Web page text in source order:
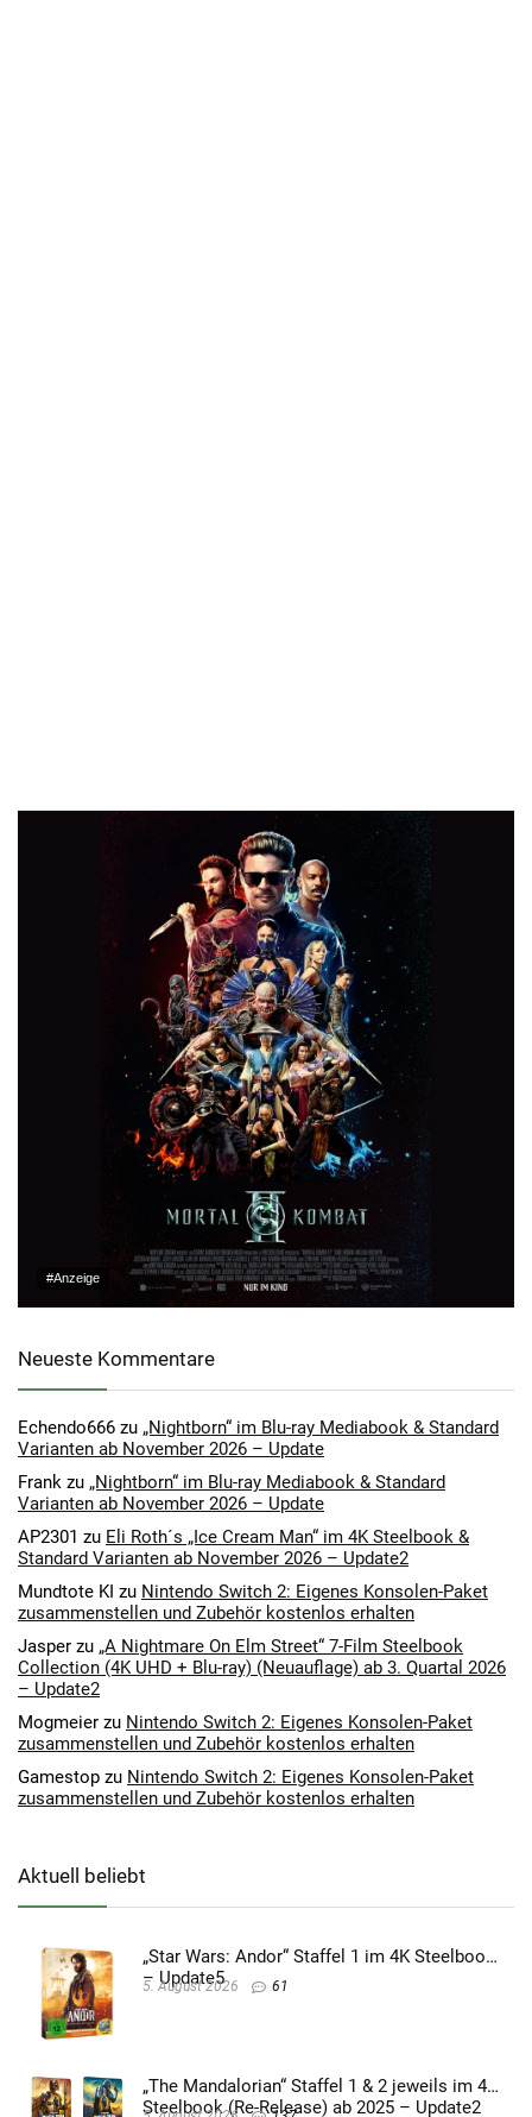
#Anzeige
Neueste Kommentare
Echendo666 zu „Nightborn“ im Blu-ray Mediabook & Standard
Varianten ab November 2026 – Update
Frank zu „Nightborn“ im Blu-ray Mediabook & Standard
Varianten ab November 2026 – Update
AP2301 zu Eli Roth´s „Ice Cream Man“ im 4K Steelbook &
Standard Varianten ab November 2026 – Update2
Mundtote KI zu Nintendo Switch 2: Eigenes Konsolen-Paket
zusammenstellen und Zubehör kostenlos erhalten
Jasper zu „A Nightmare On Elm Street“ 7-Film Steelbook
Collection (4K UHD + Blu-ray) (Neuauflage) ab 3. Quartal 2026
– Update2
Mogmeier zu Nintendo Switch 2: Eigenes Konsolen-Paket
zusammenstellen und Zubehör kostenlos erhalten
Gamestop zu Nintendo Switch 2: Eigenes Konsolen-Paket
zusammenstellen und Zubehör kostenlos erhalten
Aktuell beliebt
„Star Wars: Andor“ Staffel 1 im 4K Steelbook
– Update5
5. August 2026 61
„The Mandalorian“ Staffel 1 & 2 jeweils im 4K
Steelbook (Re-Release) ab 2025 – Update2